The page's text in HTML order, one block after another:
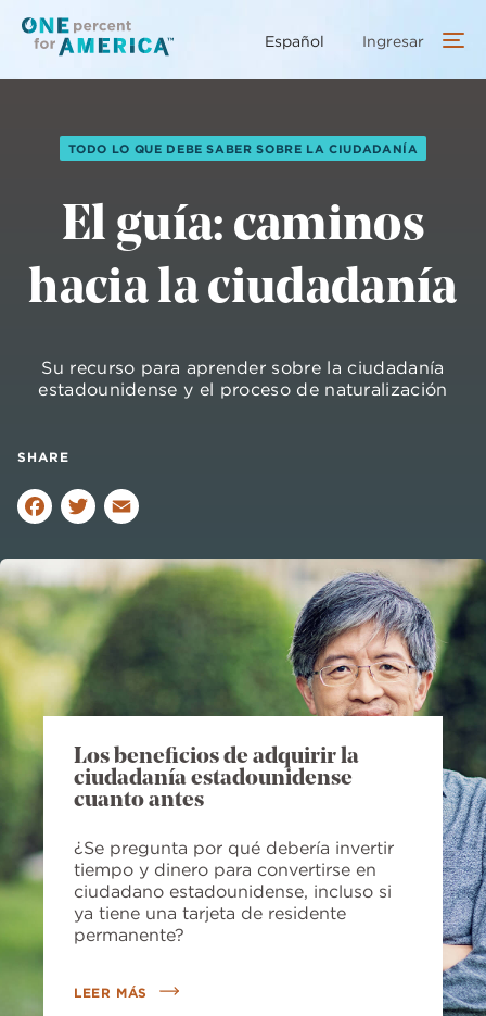
contenido
principal
Español Ingresar
TODO LO QUE DEBE SABER SOBRE LA CIUDADANÍA
El guía: caminos
hacia la ciudadanía
Su recurso para aprender sobre la ciudadanía
estadounidense y el proceso de naturalización
a
c
e
b
o
o
k
w
it
te
r
m
ai
l
Los beneficios de adquirir la
ciudadanía estadounidense
cuanto antes
¿Se pregunta por qué debería invertir
tiempo y dinero para convertirse en
ciudadano estadounidense, incluso si
ya tiene una tarjeta de residente
permanente?
LEER MÁS